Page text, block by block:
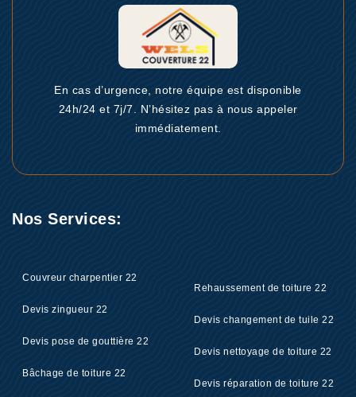
En cas d’urgence, notre équipe est disponible
24h/24 et 7j/7. N’hésitez pas à nous appeler
immédiatement.
Nos Services:
Couvreur charpentier 22
Devis zingueur 22
Devis pose de gouttière 22
Bâchage de toiture 22
Rehaussement de toiture 22
Devis changement de tuile 22
Devis nettoyage de toiture 22
Devis réparation de toiture 22